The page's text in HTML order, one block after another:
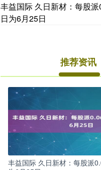
丰益国际 久日新材：每股
日为6月25日
推荐资讯
丰益国际 久日新材：每股派